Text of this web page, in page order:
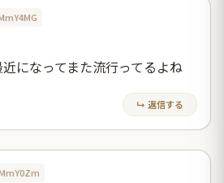
になってまた流行ってるよね
↳ 返信する